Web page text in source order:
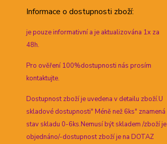
Informace o dostupnosti zboží:
je pouze informativní a je aktualizována 1x za
48h.
Pro ověření 100%dostupnosti nás prosím
kontaktujte.
Dostupnost zboží je uvedena v detailu zboží.U
skladové dostupnosti" Méně než 6ks" znamená
stav skladu 0-6ks.Nemusí být skladem /zboží je
objednáno/-dostupnost zboží je na DOTAZ